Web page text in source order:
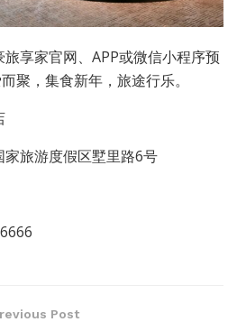
享家官网、APP或微信小程序预
聚，集食新年，旅途行乐。
旅游度假区墅里路6号
Post